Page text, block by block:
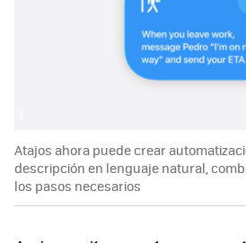
Atajos ahora puede crear
descripción en lenguaje natural,
los pasos necesarios